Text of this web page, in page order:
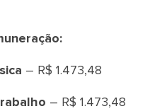
– R$ 1.473,48
– R$ 1.473,48